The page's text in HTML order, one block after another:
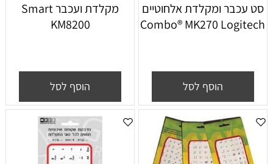
סט עכבר ומקלדת אלחוטיים
Combo® MK270 Logitech
הוסף לסל
‏מקלדת ועכבר Smart
KM8200
הוסף לסל